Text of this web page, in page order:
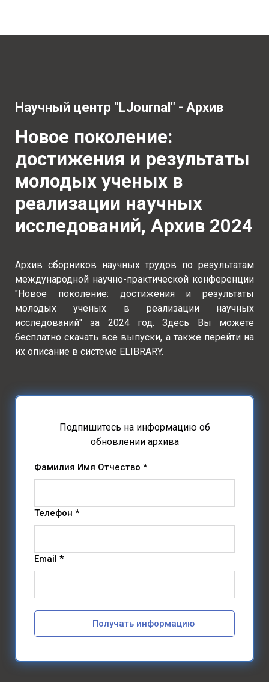
Научный центр "LJournal" - Архив
Новое поколение:
достижения и результаты
молодых ученых в
реализации научных
исследований, Архив 2024
Архив сборников научных трудов по результатам
международной научно-практической конференции
"Новое поколение: достижения и результаты
молодых ученых в реализации научных
исследований" за 2024 год. Здесь Вы можете
бесплатно скачать все выпуски, а также перейти на
их описание в системе ELIBRARY.
Подпишитесь на информацию об
обновлении архива
Фамилия Имя Отчество *
Телефон *
Email *
Получать информацию